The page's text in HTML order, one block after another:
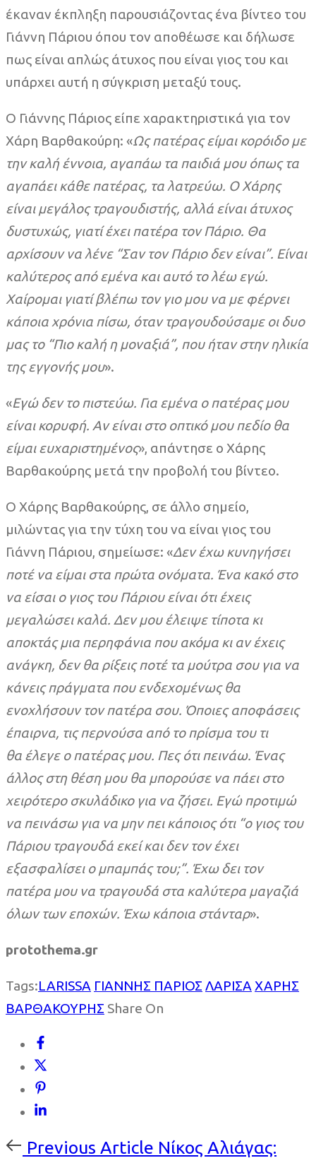
έκαναν έκπληξη παρουσιάζοντας ένα βίντεο του
Γιάννη Πάριου όπου τον αποθέωσε και δήλωσε
πως είναι απλώς άτυχος που είναι γιος του και
υπάρχει αυτή η σύγκριση μεταξύ τους.
Ο Γιάννης Πάριος είπε χαρακτηριστικά για τον
Χάρη Βαρθακούρη: «Ως πατέρας είμαι κορόιδο με
την καλή έννοια, αγαπάω τα παιδιά μου όπως τα
αγαπάει κάθε πατέρας, τα λατρεύω. Ο Χάρης
είναι μεγάλος τραγουδιστής, αλλά είναι άτυχος
δυστυχώς, γιατί έχει πατέρα τον Πάριο. Θα
αρχίσουν να λένε “Σαν τον Πάριο δεν είναι”. Είναι
καλύτερος από εμένα και αυτό το λέω εγώ.
Χαίρομαι γιατί βλέπω τον γιο μου να με φέρνει
κάποια χρόνια πίσω, όταν τραγουδούσαμε οι δυο
μας το “Πιο καλή η μοναξιά”, που ήταν στην ηλικία
της εγγονής μου».
«Εγώ δεν το πιστεύω. Για εμένα ο πατέρας μου
είναι κορυφή. Αν είναι στο οπτικό μου πεδίο θα
είμαι ευχαριστημένος», απάντησε ο Χάρης
Βαρθακούρης μετά την προβολή του βίντεο.
Ο Χάρης Βαρθακούρης, σε άλλο σημείο,
μιλώντας για την τύχη του να είναι γιος του
Γιάννη Πάριου, σημείωσε: «Δεν έχω κυνηγήσει
ποτέ να είμαι στα πρώτα ονόματα. Ένα κακό στο
να είσαι ο γιος του Πάριου είναι ότι έχεις
μεγαλώσει καλά. Δεν μου έλειψε τίποτα κι
αποκτάς μια περηφάνια που ακόμα κι αν έχεις
ανάγκη, δεν θα ρίξεις ποτέ τα μούτρα σου για να
κάνεις πράγματα που ενδεχομένως θα
ενοχλήσουν τον πατέρα σου. Όποιες αποφάσεις
έπαιρνα, τις περνούσα από το πρίσμα του τι
θα έλεγε ο πατέρας μου. Πες ότι πεινάω. Ένας
άλλος στη θέση μου θα μπορούσε να πάει στο
χειρότερο σκυλάδικο για να ζήσει. Εγώ προτιμώ
να πεινάσω για να μην πει κάποιος ότι “ο γιος του
Πάριου τραγουδά εκεί και δεν τον έχει
εξασφαλίσει ο μπαμπάς του;”. Έχω δει τον
πατέρα μου να τραγουδά στα καλύτερα μαγαζιά
όλων των εποχών. Έχω κάποια στάνταρ».
protothema.gr
Tags:LARISSA ΓΙΑΝΝΗΣ ΠΑΡΙΟΣ ΛΑΡΙΣΑ ΧΑΡΗΣ
ΒΑΡΘΑΚΟΥΡΗΣ Share On
Previous
Previous Article Νίκος Αλιάγας: